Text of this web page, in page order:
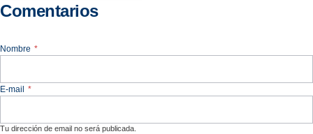
Comentarios
Nombre *
E-mail *
Tu dirección de email no será publicada.